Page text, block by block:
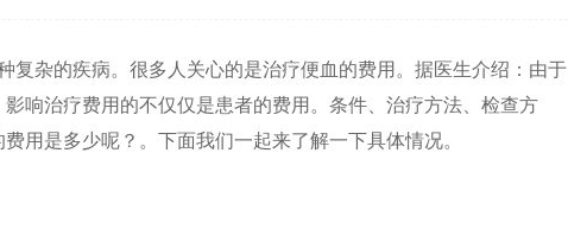
痔疮
痔疮治疗
肛门疣病
肛门潮湿
脱肛治疗
复杂的疾病。很多人关心的是治疗便血的费用。据医生介绍：由于
响治疗费用的不仅仅是患者的费用。条件、治疗方法、检查方
用是多少呢？。下面我们一起来了解一下具体情况。